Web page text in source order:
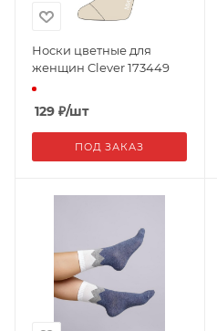
Носки цветные для
женщин Clever 173449
129 ₽/шт
ПОД ЗАКАЗ